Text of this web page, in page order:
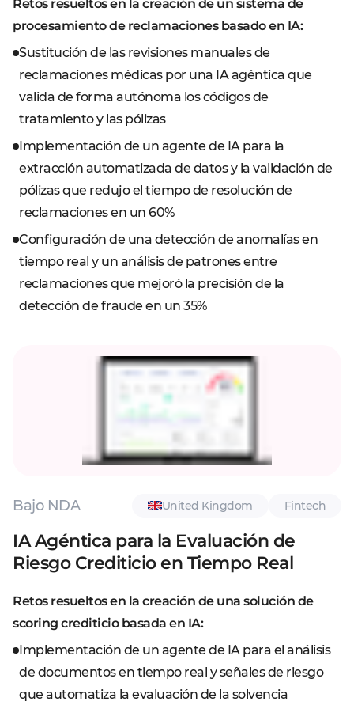
Automatización de controles de cumplimiento
Agiliza el cumplimiento usando IA agéntica para
monitorizar la actividad financiera, actualizar la
documentación y garantizar la adhesión a los
estándares regulatorios de forma automática.
educativo.
Apoyo a la planificación curricular
Aprovecha soluciones de IA que analizan los
resultados de aprendizaje y sugieren cambios
curriculares alineados con los estándares
alumnado.
Gestión de la experiencia posventa
gestionar automáticamente las devoluciones, los
reembolsos y la recogida de feedback,
garantizando una atención al cliente fluida y
escalable tras la compra.
comunicación.
Agiliza las operaciones hoteleras y de aerolíneas
con plataformas de IA que coordinan la limpieza,
el mantenimiento y la logística basándose en
datos en tiempo real.
Retos resueltos en la creación de un sistema de
procesamiento de reclamaciones basado en IA:
Sustitución de las revisiones manuales de
reclamaciones médicas por una IA agéntica que
valida de forma autónoma los códigos de
tratamiento y las pólizas
Implementación de un agente de IA para la
extracción automatizada de datos y la validación de
pólizas que redujo el tiempo de resolución de
reclamaciones en un 60%
Configuración de una detección de anomalías en
tiempo real y un análisis de patrones entre
reclamaciones que mejoró la precisión de la
detección de fraude en un 35%
Bajo NDA United Kingdom Fintech
IA Agéntica para la Evaluación de
Riesgo Crediticio en Tiempo Real
Retos resueltos en la creación de una solución de
scoring crediticio basada en IA:
Implementación de un agente de IA para el análisis
de documentos en tiempo real y señales de riesgo
que automatiza la evaluación de la solvencia